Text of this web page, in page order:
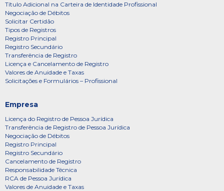
Título Adicional na Carteira de Identidade Profissional
Negociação de Débitos
Solicitar Certidão
Tipos de Registros
Registro Principal
Registro Secundário
Transferência de Registro
Licença e Cancelamento de Registro
Valores de Anuidade e Taxas
Solicitações e Formulários – Profissional
Empresa
Licença do Registro de Pessoa Jurídica
Transferência de Registro de Pessoa Jurídica
Negociação de Débitos
Registro Principal
Registro Secundário
Cancelamento de Registro
Responsabilidade Técnica
RCA de Pessoa Jurídica
Valores de Anuidade e Taxas